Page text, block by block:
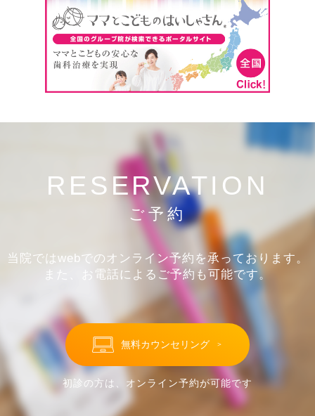
RESERVATION
ご予約
当院ではwebでのオンライン予約を承っております。
また、お電話によるご予約も可能です。
無料カウンセリング ＞
初診の方は、オンライン予約が可能です